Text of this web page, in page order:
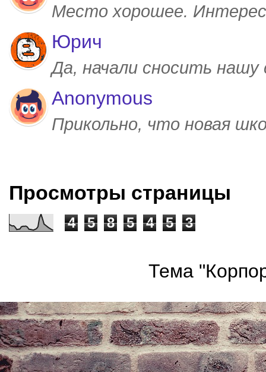
Место хорошее.
Юрич
Да, начали сносить
Anonymous
Прикольно, что новая
Просмотры страницы
4 5 8 5 4 5 3
Тема